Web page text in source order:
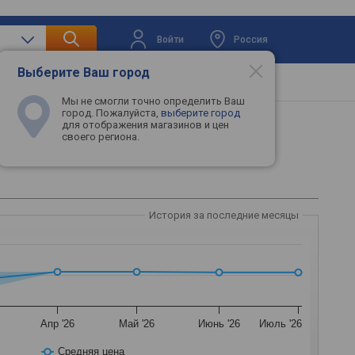
Войти Россия
Выберите Ваш город
Мы не смогли точно определить Ваш
город. Пожалуйста, выберите город
для отображения магазинов и цен
своего региона.
техника Телевизоры
История за последние месяцы
Средняя цена
Апр '26 Май '26 Июнь '26 Июль '26